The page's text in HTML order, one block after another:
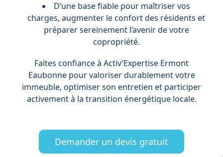
D’une base fiable pour maîtriser vos
charges, augmenter le confort des résidents et
préparer sereinement l’avenir de votre
copropriété.
Faites confiance à Activ’Expertise Ermont
Eaubonne pour valoriser durablement votre
immeuble, optimiser son entretien et participer
activement à la transition énergétique locale.
Demander un devis gratuit